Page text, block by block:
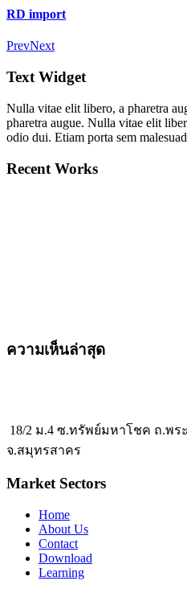
RD import
PrevNext
Text Widget
Nulla vitae elit libero, a pharetra
pharetra augue. Nulla vitae elit
odio dui. Etiam porta sem
Recent Works
ความเห็นล่าสุด
18/2 ม.4 ซ.ทรัพย์มหาโชค ถ.พร
จ.สมุทรสาคร
Market Sectors
Home
About Us
Contact
Download
Learning